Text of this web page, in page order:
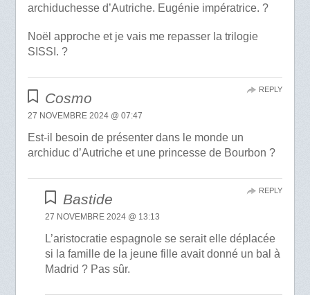
archiduchesse d’Autriche. Eugénie impératrice. ?
Noël approche et je vais me repasser la trilogie
SISSI. ?
Cosmo
27 NOVEMBRE 2024 @ 07:47
Est-il besoin de présenter dans le monde un
archiduc d’Autriche et une princesse de Bourbon ?
REPLY
Bastide
27 NOVEMBRE 2024 @ 13:13
L’aristocratie espagnole se serait elle déplacée
si la famille de la jeune fille avait donné un bal à
Madrid ? Pas sûr.
REPLY